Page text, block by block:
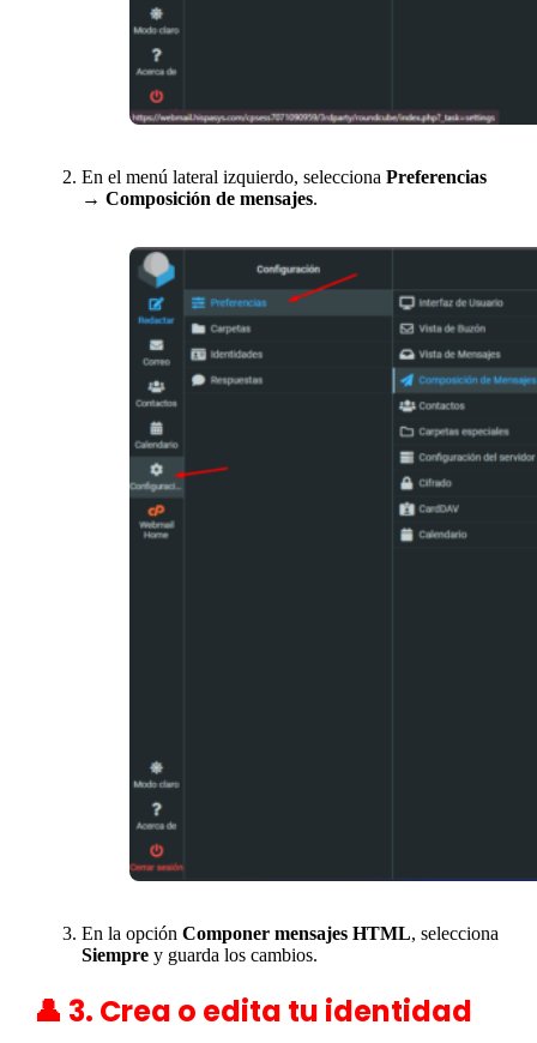
En el menú lateral izquierdo, selecciona Preferencias
→ Composición de mensajes.
En la opción Componer mensajes HTML, selecciona
Siempre y guarda los cambios.
👤 3. Crea o edita tu identidad